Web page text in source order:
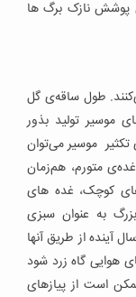
پوشش نازک برگ ها
طول ساقه‌ی گل
های موسیر تولید بذور
تکثیر موسیر می‌توان
متورم، هم‌زمان
کاشت پیازهای کوچک، غده های
به عنوان سبزی
آینده از طریق آنها
گاه زرد شود
است از پیازهای